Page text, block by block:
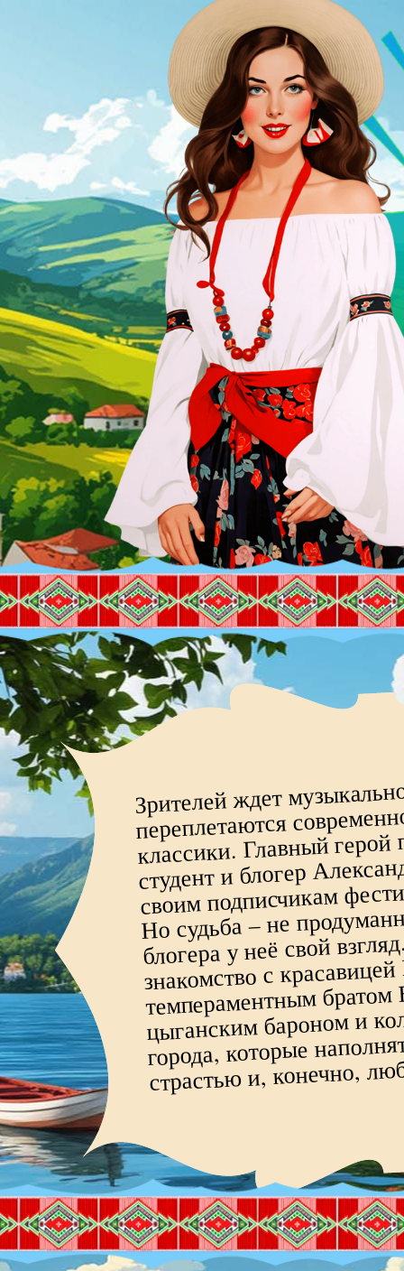
Зрителей ждет
переплетаются
классики. Главный
студент и блогер
своим подписчикам
Но судьба – не
блогера у неё свой
знакомство с
темпераментным
цыганским бароном и
города, которые
страстью и, конечно,